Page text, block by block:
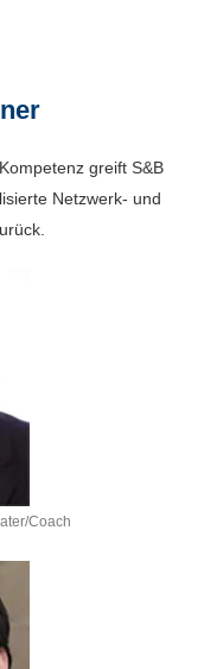
greift S&B
Netzwerk- und
Coach